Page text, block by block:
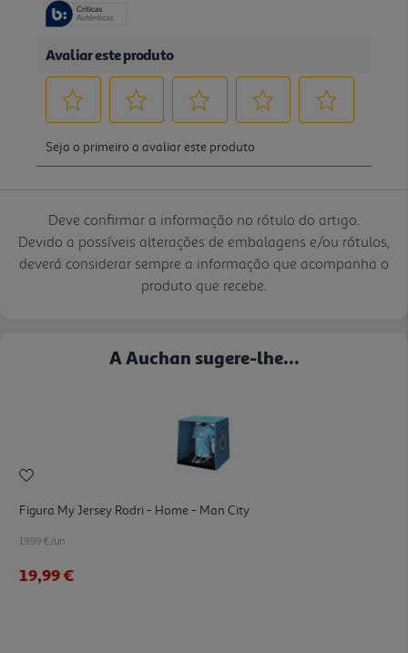
Deve confirmar a informação no rótulo do artigo.
Devido a possíveis alterações de embalagens e/ou rótulos,
deverá considerar sempre a informação que acompanha o
produto que recebe.
A Auchan sugere-lhe...
Figura My Jersey Rodri - Home - Man City
19.99 €/un
19,99 €